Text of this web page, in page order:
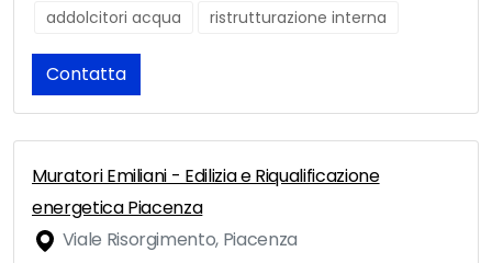
addolcitori acqua ristrutturazione interna
Contatta
Muratori Emiliani - Edilizia e Riqualificazione
energetica Piacenza
Viale Risorgimento, Piacenza